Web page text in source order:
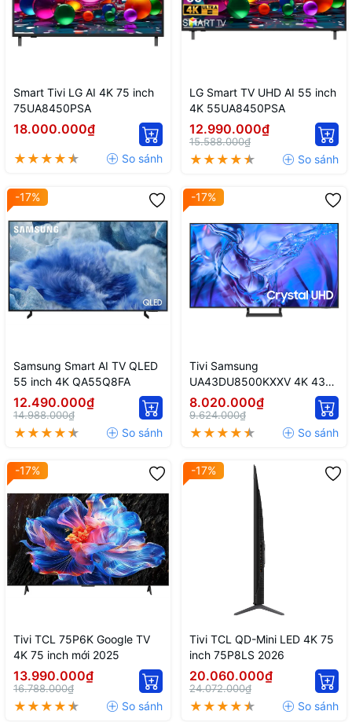
Smart Tivi LG AI 4K 75 inch
75UA8450PSA
18.000.000₫
LG Smart TV UHD AI 55 inch
4K 55UA8450PSA
12.990.000₫
15.588.000₫
-17%
Samsung Smart AI TV QLED
55 inch 4K QA55Q8FA
12.490.000₫
14.988.000₫
-17%
Tivi Samsung
UA43DU8500KXXV 4K 43
inch crystal UHD 2024
8.020.000₫
9.624.000₫
-17%
Tivi TCL 75P6K Google TV
4K 75 inch mới 2025
13.990.000₫
16.788.000₫
-17%
Tivi TCL QD-Mini LED 4K 75
inch 75P8LS 2026
20.060.000₫
24.072.000₫